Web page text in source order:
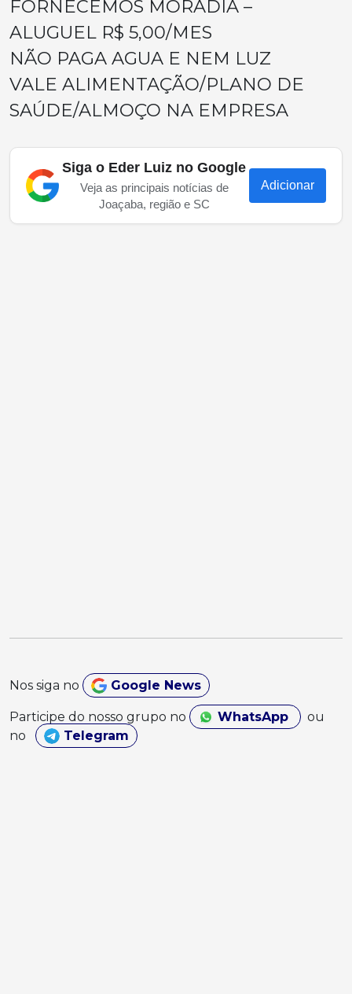
FORNECEMOS MORADIA –
ALUGUEL R$ 5,00/MES
NÃO PAGA AGUA E NEM LUZ
VALE ALIMENTAÇÃO/PLANO DE
SAÚDE/ALMOÇO NA EMPRESA
Siga o Eder Luiz no Google
Veja as principais notícias de
Joaçaba, região e SC
Adicionar
Nos siga no Google News
Participe do nosso grupo no WhatsApp
ou
no
Telegram